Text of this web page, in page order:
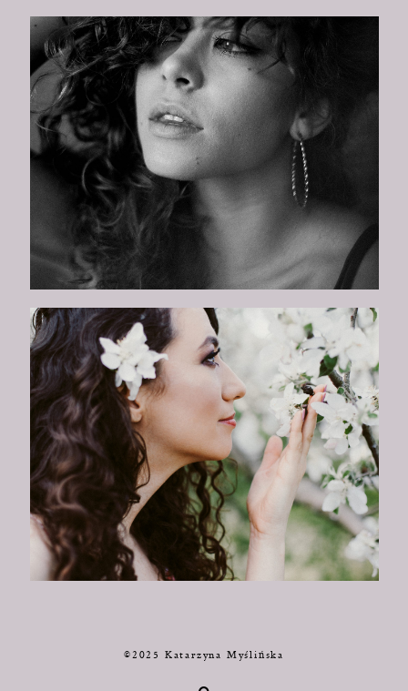
©2025 Katarzyna Myślińska